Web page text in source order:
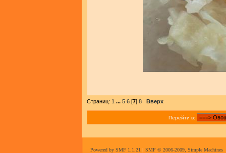
Страниц: 1 ... 5 6 [7] 8 Вверх
Перейти в:
Powered by SMF 1.1.21 | SMF © 2006-2009, Simple Machines